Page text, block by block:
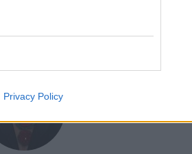
Privacy Policy
Péter